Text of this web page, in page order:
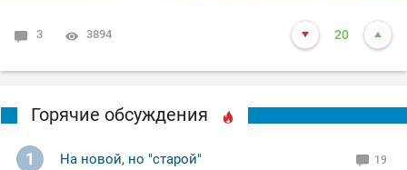
3 3894 20
Горячие обсуждения
1
На новой, но "старой"
19